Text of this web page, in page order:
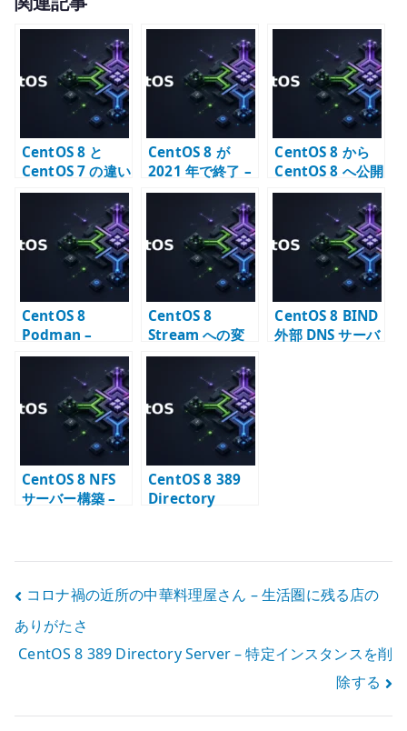
it
te
r
CentOS 8 と
CentOS 7 の違い
– 移行期に確認す
CentOS 8 が
2021 年で終了 –
CentOS Stream
への転換点
CentOS 8 から
CentOS 8 へ公開
鍵認証で SSH 接
CentOS 8
Podman –
Error adding
network:
failed の確認ポ
イント
CentOS 8
Stream への変
更方法を確認す
CentOS 8 BIND
外部 DNS サーバ
CentOS 8 NFS
サーバー構築 –
CentOS 8 389
Directory
エイリアス
投
稿
ナ
ビ
コロナ禍の近所の中華料理屋さん – 生活圏に残る店の
ありがたさ
CentOS 8 389 Directory Server – 特定インスタンスを削
除する